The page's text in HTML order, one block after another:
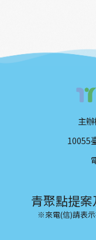
主
10055
青聚點提
※來電(信)請表